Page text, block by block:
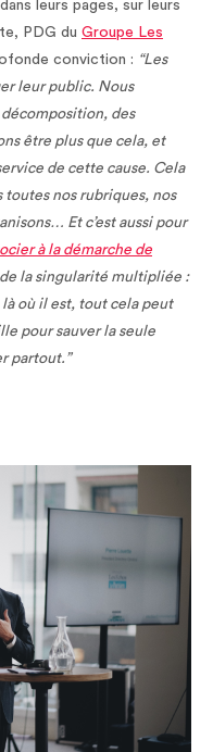
leurs pages, sur leurs
PDG du Groupe Les
conviction : “Les
leur public. Nous
décomposition, des
être plus que cela, et
de cette cause. Cela
toutes nos rubriques, nos
Et c’est aussi pour
à la démarche de
la singularité multipliée :
où il est, tout cela peut
pour sauver la seule
partout.”